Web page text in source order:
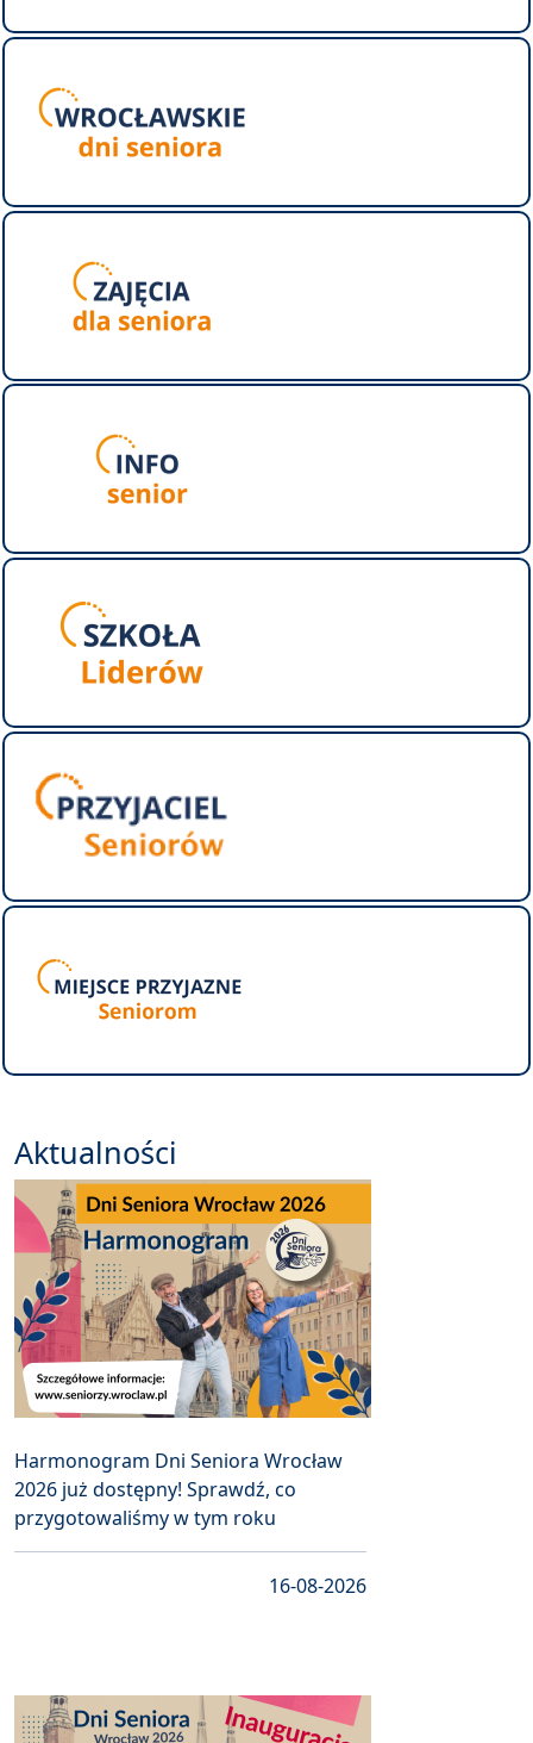
Aktualności
Harmonogram Dni Seniora Wrocław
2026 już dostępny! Sprawdź, co
przygotowaliśmy w tym roku
16-08-2026